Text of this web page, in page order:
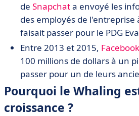
de Snapchata envoyé les
des employés de l'entreprise
faisait passer pour le PDG
Entre 2013 et 2015, Facebook
100 millions de dollars à un
passer pour un de leurs
Pourquoi le Whaling
croissance ?